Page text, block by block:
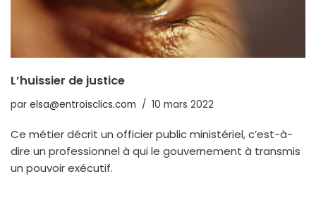
L’huissier de justice
par elsa@entroisclics.com 10 mars 2022
Ce métier décrit un officier public ministériel, c’est-à-
dire un professionnel à qui le gouvernement à transmis
un pouvoir exécutif.